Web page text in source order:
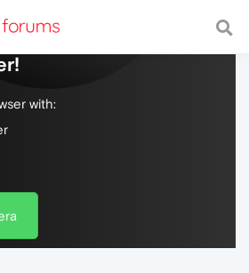
web, with a fast and
with: